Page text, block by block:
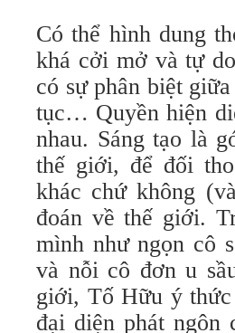
Có thể hình dung
khá cởi mở và tự
có sự phân biệt
tục… Quyền hiện
nhau. Sáng tạo là
thế giới, để đối
khác chứ không
đoán về thế giới.
mình như ngọn cô
và nỗi cô đơn u
giới, Tố Hữu ý
đại diện phát ngôn